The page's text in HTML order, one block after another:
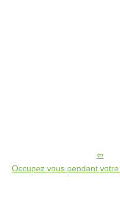
Occupez vous pendant